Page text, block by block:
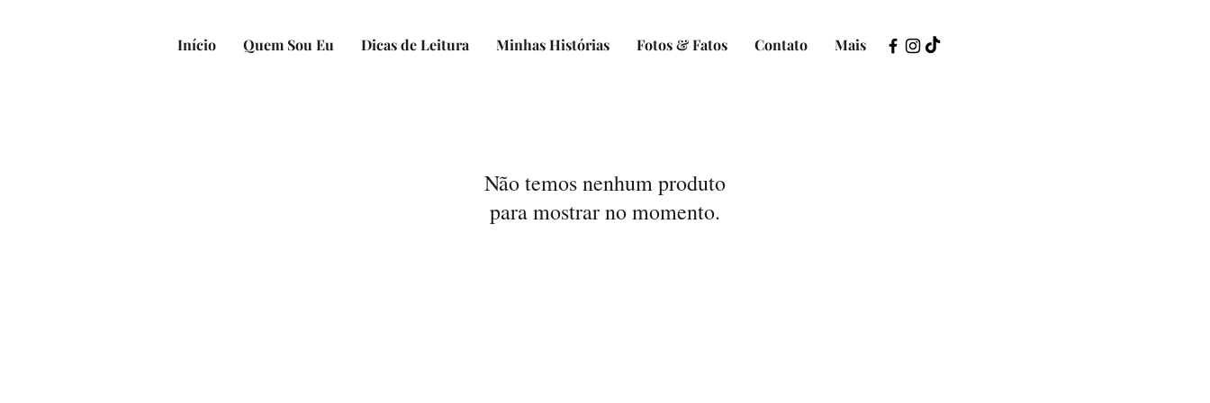
Início Quem Sou Eu Dicas de Leitura Minhas Histórias Fotos & Fatos Contato Mais
Não temos nenhum produto
para mostrar no momento.